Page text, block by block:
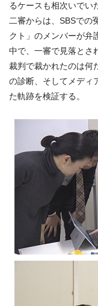
るケースも相次いでい
二審からは、SBSでの
クト」のメンバーが弁
中で、一審で見落とさ
裁判で裁かれたのは何
の診断、そしてメディ
た軌跡を検証する。